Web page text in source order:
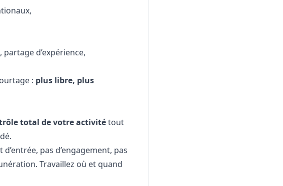
d’expérience,
: plus libre, plus
total de votre activitétout
d’entrée, pas d’engagement, pas
Travaillez où et quand